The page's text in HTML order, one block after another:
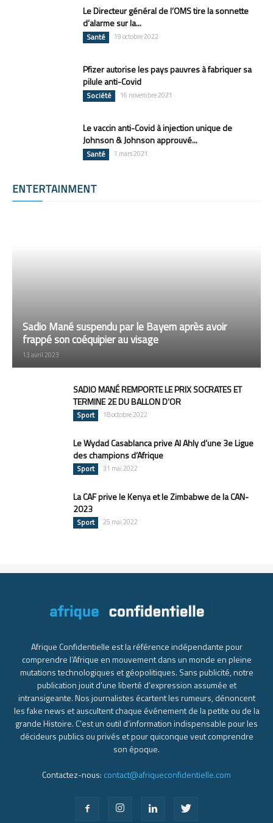
Le Directeur général de l’OMS tire la sonnette
d’alarme sur la...
Santé 19 octobre 2022
Pfizer autorise les pays pauvres à fabriquer sa
pilule anti-Covid
Société 16 novembre 2021
Le vaccin anti-Covid à injection unique de
Johnson & Johnson approuvé...
Santé 1 mars 2021
ENTERTAINMENT
Sadio Mané suspendu par le Bayern après avoir
frappé son coéquipier au visage
13 avril 2023
SADIO MANÉ REMPORTE LE PRIX SOCRATES ET
TERMINE 2E DU BALLON D’OR
Sport 18 octobre 2022
Le Wydad Casablanca prive Al Ahly d’une 3e Ligue
des champions d’Afrique
Sport 31 mai 2022
La CAF prive le Kenya et le Zimbabwe de la CAN-
2023
Sport 25 mai 2022
Afrique Confidentielle est la référence indépendante pour
comprendre l’Afrique en mouvement dans un monde en pleine
mutations technologiques et géopolitiques. Sans publicité, notre
publication jouit d’une liberté d’expression assumée et
intransigeante. Nos journalistes écartent les rumeurs, dénoncent
les fake news et auscultent chaque événement de la petite ou de la
grande Histoire. C’est un outil d’information indispensable pour les
décideurs publics ou privés et pour quiconque veut comprendre
son époque.
Contactez-nous: contact@afriqueconfidentielle.com